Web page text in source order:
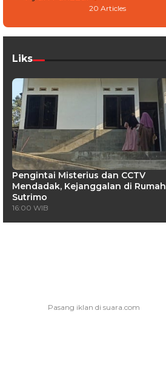
20 Articles
Liks
Pengintai Misterius dan CCTV
Mendadak, Kejanggalan di Rumah
Sutrimo
16:00 WIB